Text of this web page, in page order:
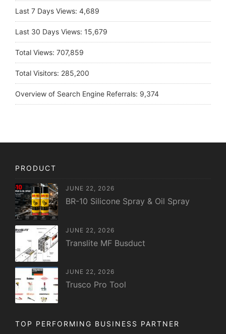
Last 7 Days Views: 4,689
Last 30 Days Views: 15,679
Total Views: 707,859
Total Visitors: 285,200
Overview of Search Engine Referrals: 9,374
PRODUCT
JUNE 22, 2026
BR-10 Silicone Spray & Oil Spray
JUNE 22, 2026
Translite MF Busduct
JUNE 22, 2026
Trusco Pro Tool
TOP PERFORMING BUSINESS PARTNER